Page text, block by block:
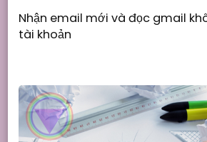
Nhận email mới và đọc gmail
tài khoản